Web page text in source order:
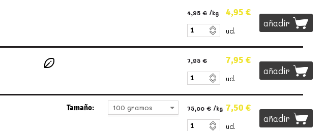
4,95 € /kg 4,95 €
ud.
añadir
7,95 € 7,95 €
ud.
añadir
Tamaño: 100 gramos 75,00 € /kg 7,50 €
ud.
añadir